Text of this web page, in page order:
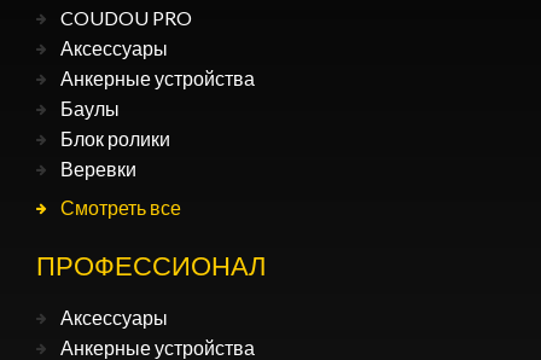
COUDOU PRO
Аксессуары
Анкерные устройства
Баулы
Блок ролики
Веревки
Смотреть все
ПРОФЕССИОНАЛ
Аксессуары
Анкерные устройства